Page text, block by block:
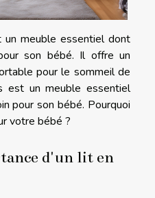
meuble essentiel dont
son bébé. Il offre un
pour le sommeil de
un meuble essentiel
pour son bébé. Pourquoi
votre bébé ?
d'un lit en